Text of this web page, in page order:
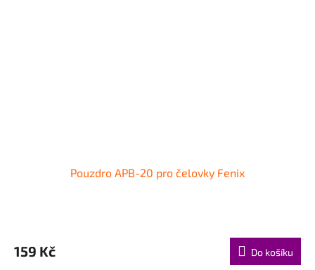
Pouzdro APB-20 pro čelovky Fenix
159 Kč Do košíku